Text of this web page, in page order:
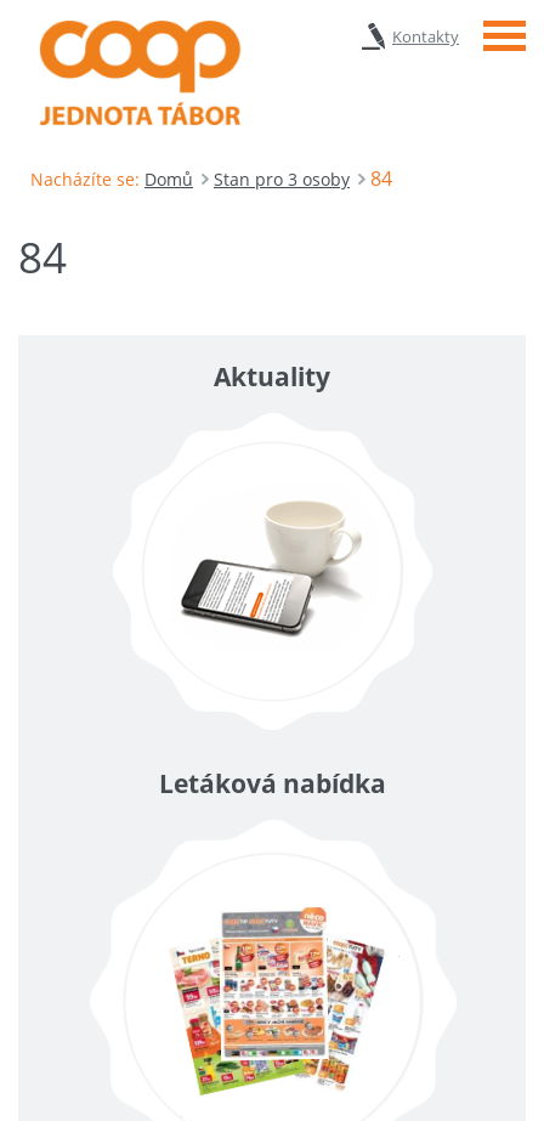
Kontakty Menu
Nacházíte se: Domů Stan pro 3 osoby 84
84
Aktuality
Letáková nabídka